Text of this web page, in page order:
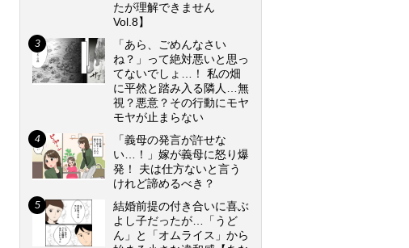
たが理解できません
Vol.8】
「あら、ごめんなさい
ね？」って絶対悪いと思っ
てないでしょ…！ 私の畑
に平然と踏み入る隣人…無
視？悪意？その行動にモヤ
モヤが止まらない
「義母の発言が許せな
い…！」嫁が義母に怒り爆
発！ 夫は仕方ないと言う
けれど諦めるべき？
結婚前提の付き合いに喜ぶ
よし子だったが…「うど
ん」と「オムライス」から